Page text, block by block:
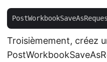
Troisièmement, créez